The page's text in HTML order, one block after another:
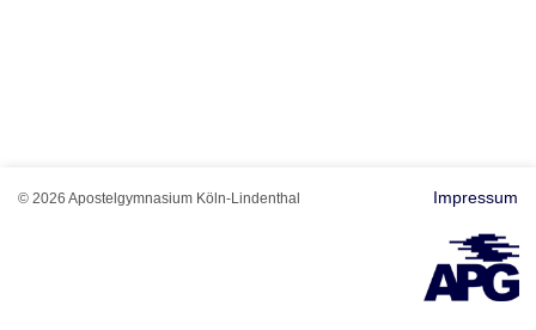
© 2026 Apostelgymnasium Köln-Lindenthal Impressum